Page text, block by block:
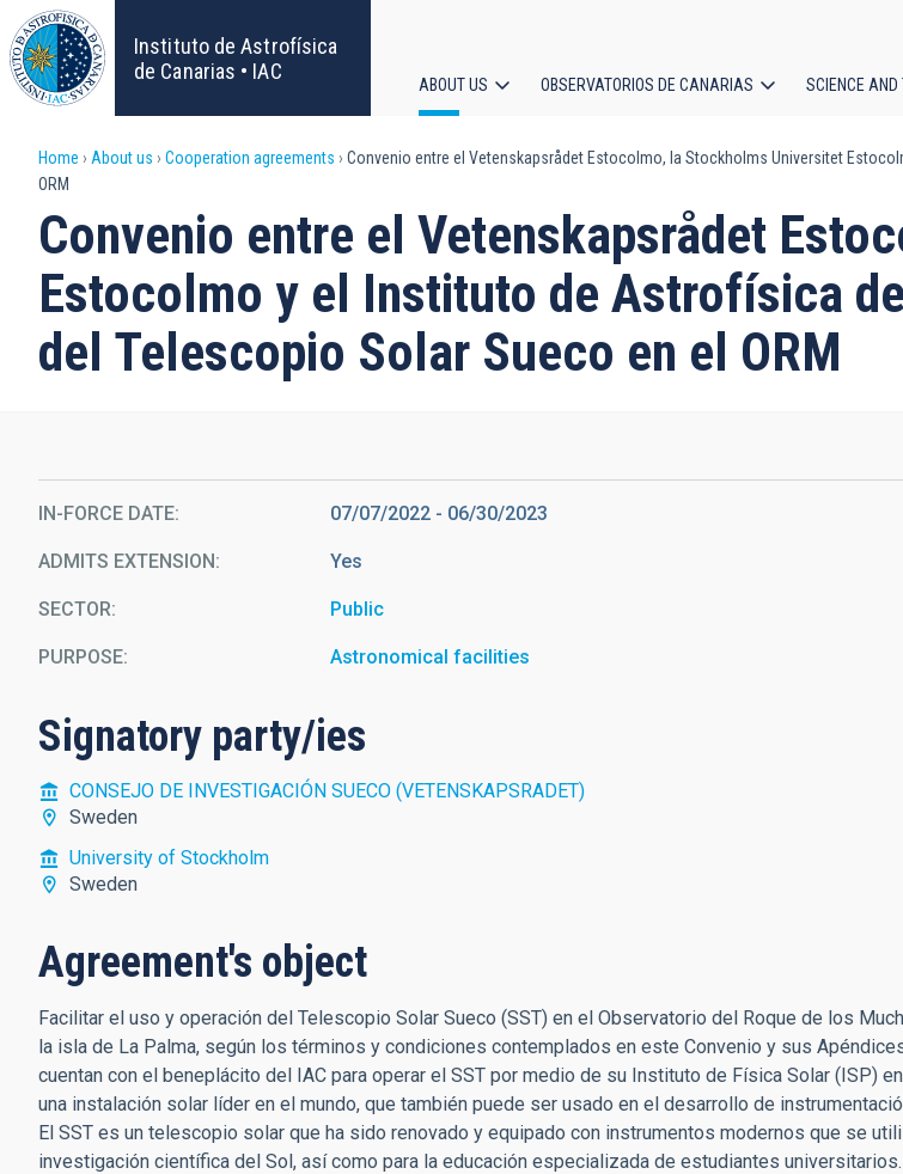
Skip
to
main
content
Instituto de Astrofísica
de Canarias • IAC
Main
navigation
ABOUT US OBSERVATORIOS DE CANARIAS SCIENCE AND
Breadcrumb
Home About us Cooperation agreements
Convenio entre el Vetenskapsrådet Estocolmo, la Stockholms Universitet
ORM
Convenio entre el Vetenskapsrådet
Estocolmo y el Instituto de Astrofísica
del Telescopio Solar Sueco en el ORM
IN-FORCE DATE 07/07/2022 - 06/30/2023
ADMITS EXTENSION Yes
SECTOR Public
PURPOSE Astronomical facilities
Signatory party/ies
CONSEJO DE INVESTIGACIÓN SUECO (VETENSKAPSRADET)
Sweden
University of Stockholm
Sweden
Agreement's object
Facilitar el uso y operación del Telescopio Solar Sueco (SST) en el Observatorio del Roque de los
la isla de La Palma, según los términos y condiciones contemplados en este Convenio y sus
cuentan con el beneplácito del IAC para operar el SST por medio de su Instituto de Física Solar (ISP)
una instalación solar líder en el mundo, que también puede ser usado en el desarrollo de
El SST es un telescopio solar que ha sido renovado y equipado con instrumentos modernos que se
investigación científica del Sol, así como para la educación especializada de estudiantes universitarios.